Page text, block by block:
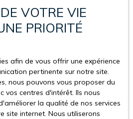
du site ne pourra être engagée
de faits indépendants de sa
des mentions
de modifier, librement et à tout
VOTRE VIE
PRIORITÉ
afin de vous offrir une expérience
pertinente sur notre site.
nous pouvons vous proposer du
vos centres d'intérêt. Ils nous
la qualité de nos services
site internet. Nous utiliserons